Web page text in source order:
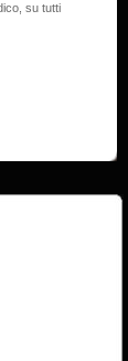
su tutti